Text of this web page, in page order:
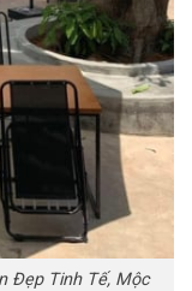
Đẹp Tinh Tế, Mộc